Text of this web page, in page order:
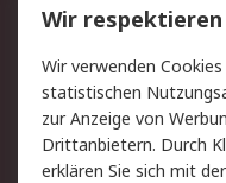
Value Added
Rücksendungen
Hilfe
Rechtliches
Wir
Wir verwenden
statistischen
zur Anzeige von
Drittanbietern. Durch
erklären Sie sich mit